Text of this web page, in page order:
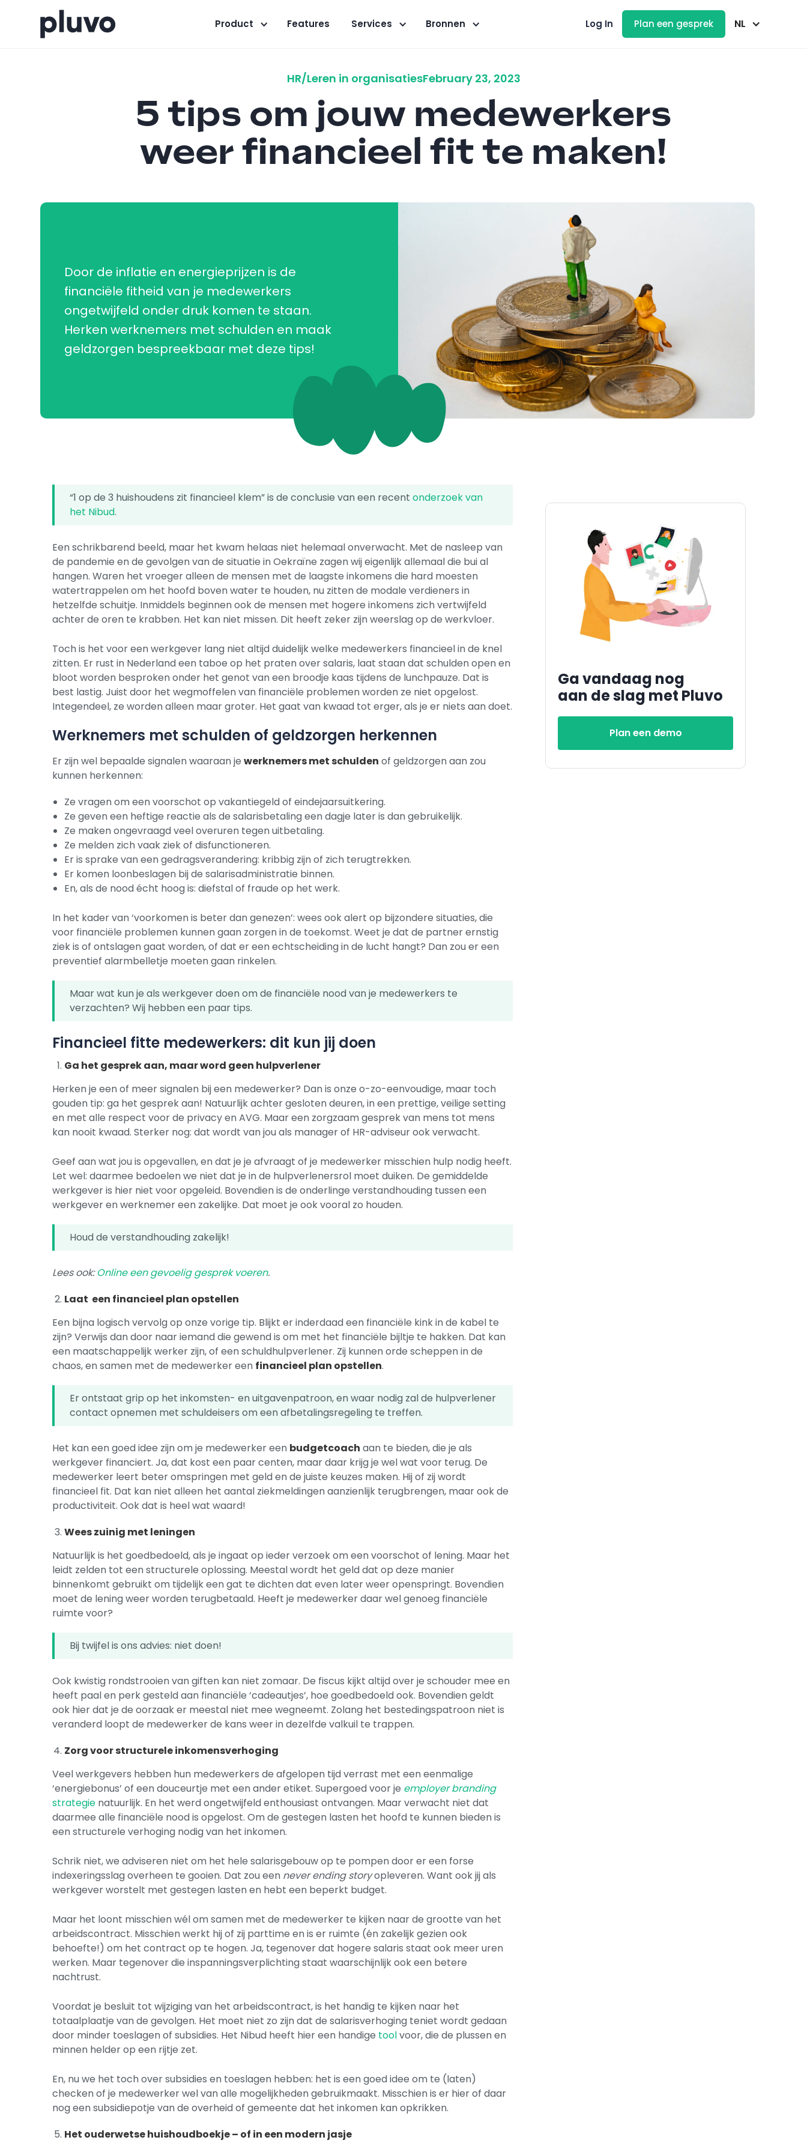
Product Features Services Bronnen Log In Plan een gesprek NL
HR/Leren in organisatiesFebruary 23, 2023
5 tips om jouw medewerkers
weer financieel fit te maken!
Door de inflatie en energieprijzen is de
financiële fitheid van je medewerkers
ongetwijfeld onder druk komen te staan.
Herken werknemers met schulden en maak
geldzorgen bespreekbaar met deze tips!
“1 op de 3 huishoudens zit financieel klem” is de conclusie van een recentonderzoek van
het Nibud.
Een schrikbarend beeld, maar het kwam helaas niet helemaal onverwacht. Met de nasleep van
de pandemie en de gevolgen van de situatie in Oekraïne zagen wij eigenlijk allemaal die bui al
hangen. Waren het vroeger alleen de mensen met de laagste inkomens die hard moesten
watertrappelen om het hoofd boven water te houden, nu zitten de modale verdieners in
hetzelfde schuitje. Inmiddels beginnen ook de mensen met hogere inkomens zich vertwijfeld
achter de oren te krabben. Het kan niet missen. Dit heeft zeker zijn weerslag op de werkvloer.
Toch is het voor een werkgever lang niet altijd duidelijk welke medewerkers financieel in de knel
zitten. Er rust in Nederland een taboe op het praten over salaris, laat staan dat schulden open en
bloot worden besproken onder het genot van een broodje kaas tijdens de lunchpauze. Dat is
best lastig. Juist door het wegmoffelen van financiële problemen worden ze niet opgelost.
Integendeel, ze worden alleen maar groter. Het gaat van kwaad tot erger, als je er niets aan doet.
Werknemers met schulden of geldzorgen herkennen
Er zijn wel bepaalde signalen waaraan jewerknemers met schulden of geldzorgen aan zou
kunnen herkennen:
Ze vragen om een voorschot op vakantiegeld of eindejaarsuitkering.
Ze geven een heftige reactie als de salarisbetaling een dagje later is dan gebruikelijk.
Ze maken ongevraagd veel overuren tegen uitbetaling.
Ze melden zich vaak ziek of disfunctioneren.
Er is sprake van een gedragsverandering: kribbig zijn of zich terugtrekken.
Er komen loonbeslagen bij de salarisadministratie binnen.
En, als de nood écht hoog is: diefstal of fraude op het werk.
In het kader van ‘voorkomen is beter dan genezen’: wees ook alert op bijzondere situaties, die
voor financiële problemen kunnen gaan zorgen in de toekomst. Weet je dat de partner ernstig
ziek is of ontslagen gaat worden, of dat er een echtscheiding in de lucht hangt? Dan zou er een
preventief alarmbelletje moeten gaan rinkelen.
Maar wat kun je als werkgever doen om de financiële nood van je medewerkers te
verzachten? Wij hebben een paar tips.
Financieel fitte medewerkers: dit kun jij doen
Ga het gesprek aan, maar word geen hulpverlener
Herken je een of meer signalen bij een medewerker? Dan is onze o-zo-eenvoudige, maar toch
gouden tip: ga het gesprek aan! Natuurlijk achter gesloten deuren, in een prettige, veilige setting
en met alle respect voor de privacy en AVG. Maar een zorgzaam gesprek van mens tot mens
kan nooit kwaad. Sterker nog: dat wordt van jou als manager of HR-adviseur ook verwacht.
Geef aan wat jou is opgevallen, en dat je je afvraagt of je medewerker misschien hulp nodig heeft.
Let wel: daarmee bedoelen we niet dat je in de hulpverlenersrol moet duiken. De gemiddelde
werkgever is hier niet voor opgeleid. Bovendien is de onderlinge verstandhouding tussen een
werkgever en werknemer een zakelijke. Dat moet je ook vooral zo houden.
Houd de verstandhouding zakelijk!
Lees ook:Online een gevoelig gesprek voeren.
Laat een financieel plan opstellen
Een bijna logisch vervolg op onze vorige tip. Blijkt er inderdaad een financiële kink in de kabel te
zijn? Verwijs dan door naar iemand die gewend is om met het financiële bijltje te hakken. Dat kan
een maatschappelijk werker zijn, of een schuldhulpverlener. Zij kunnen orde scheppen in de
chaos, en samen met de medewerker een financieel plan opstellen.
Er ontstaat grip op het inkomsten- en uitgavenpatroon, en waar nodig zal de hulpverlener
contact opnemen met schuldeisers om een afbetalingsregeling te treffen.
Het kan een goed idee zijn om je medewerker een budgetcoach aan te bieden, die je als
werkgever financiert. Ja, dat kost een paar centen, maar daar krijg je wel wat voor terug. De
medewerker leert beter omspringen met geld en de juiste keuzes maken. Hij of zij wordt
financieel fit. Dat kan niet alleen het aantal ziekmeldingen aanzienlijk terugbrengen, maar ook de
productiviteit. Ook dat is heel wat waard!
Wees zuinig met leningen
Natuurlijk is het goedbedoeld, als je ingaat op ieder verzoek om een voorschot of lening. Maar het
leidt zelden tot een structurele oplossing. Meestal wordt het geld dat op deze manier
binnenkomt gebruikt om tijdelijk een gat te dichten dat even later weer openspringt. Bovendien
moet de lening weer worden terugbetaald. Heeft je medewerker daar wel genoeg financiële
ruimte voor?
Bij twijfel is ons advies: niet doen!
Ook kwistig rondstrooien van giften kan niet zomaar. De fiscus kijkt altijd over je schouder mee en
heeft paal en perk gesteld aan financiële ‘cadeautjes’, hoe goedbedoeld ook. Bovendien geldt
ook hier dat je de oorzaak er meestal niet mee wegneemt. Zolang het bestedingspatroon niet is
veranderd loopt de medewerker de kans weer in dezelfde valkuil te trappen.
Zorg voor structurele inkomensverhoging
Veel werkgevers hebben hun medewerkers de afgelopen tijd verrast met een eenmalige
‘energiebonus’ of een douceurtje met een ander etiket. Supergoed voor je employer branding
strategie natuurlijk. En het werd ongetwijfeld enthousiast ontvangen. Maar verwacht niet dat
daarmee alle financiële nood is opgelost. Om de gestegen lasten het hoofd te kunnen bieden is
een structurele verhoging nodig van het inkomen.
Schrik niet, we adviseren niet om het hele salarisgebouw op te pompen door er een forse
indexeringsslag overheen te gooien. Dat zou een never ending storyopleveren. Want ook jij als
werkgever worstelt met gestegen lasten en hebt een beperkt budget.
Maar het loont misschien wél om samen met de medewerker te kijken naar de grootte van het
arbeidscontract. Misschien werkt hij of zij parttime en is er ruimte (én zakelijk gezien ook
behoefte!) om het contract op te hogen. Ja, tegenover dat hogere salaris staat ook meer uren
werken. Maar tegenover die inspanningsverplichting staat waarschijnlijk ook een betere
nachtrust.
Voordat je besluit tot wijziging van het arbeidscontract, is het handig te kijken naar het
totaalplaatje van de gevolgen. Het moet niet zo zijn dat de salarisverhoging teniet wordt gedaan
door minder toeslagen of subsidies. Het Nibud heeft hier een handige toolvoor, die de plussen en
minnen helder op een rijtje zet.
En, nu we het toch over subsidies en toeslagen hebben: het is een goed idee om te (laten)
checken of je medewerker wel van alle mogelijkheden gebruikmaakt. Misschien is er hier of daar
nog een subsidiepotje van de overheid of gemeente dat het inkomen kan opkrikken.
Het ouderwetse huishoudboekje – of in een modern jasje
Ga vandaag nog
aan de slag met Pluvo
Plan een demo